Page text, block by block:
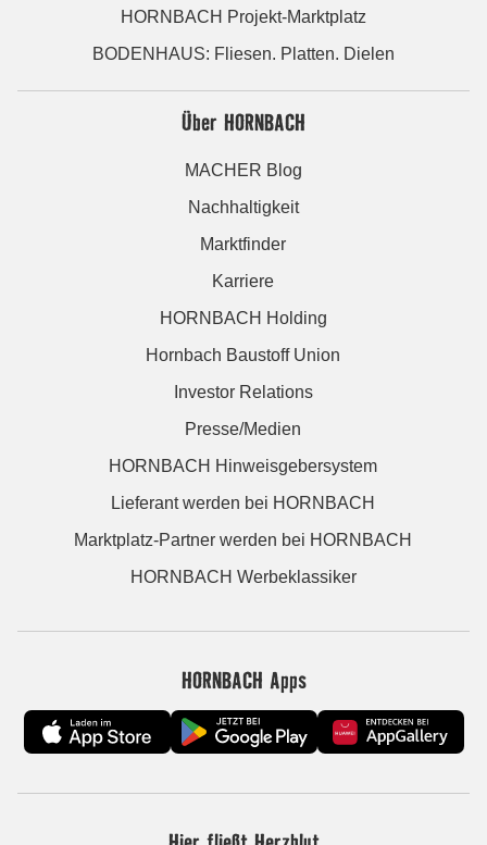
HORNBACH Projekt-Marktplatz
BODENHAUS: Fliesen. Platten. Dielen
Über HORNBACH
MACHER Blog
Nachhaltigkeit
Marktfinder
Karriere
HORNBACH Holding
Hornbach Baustoff Union
Investor Relations
Presse/Medien
HORNBACH Hinweisgebersystem
Lieferant werden bei HORNBACH
Marktplatz-Partner werden bei HORNBACH
HORNBACH Werbeklassiker
HORNBACH Apps